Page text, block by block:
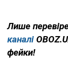
Лише
каналі
фейки!